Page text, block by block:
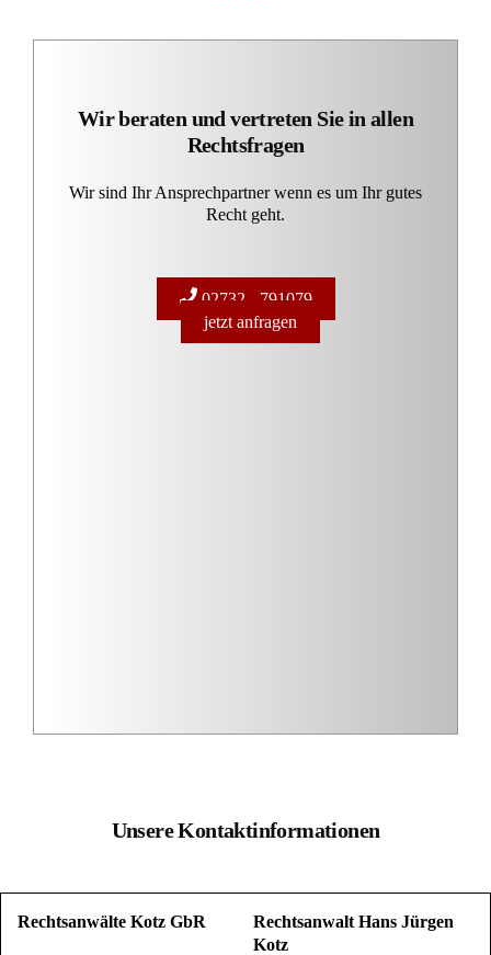
Wir beraten und vertreten Sie in allen
Rechtsfragen
Wir sind Ihr Ansprechpartner wenn es um Ihr gutes
Recht geht.
02732 - 791079
jetzt anfragen
Unsere Kontaktinformationen
Rechtsanwälte Kotz GbR
Rechtsanwalt Hans Jürgen
Kotz